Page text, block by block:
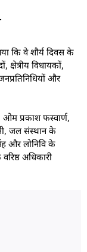
कि वे शौर्य दिवस के
क्षेत्रीय विधायकों,
और
प्रकाश फस्वार्ण,
जल संस्थान के
और लोनिवि के
अधिकारी